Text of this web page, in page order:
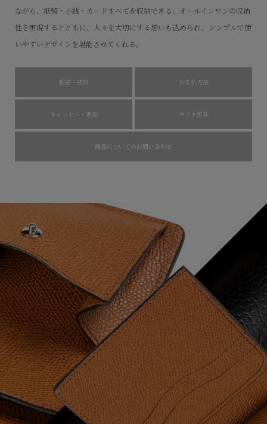
ながら、紙幣・小銭・カードすべてを収納できる、オールインワンの収納
性を実現するとともに、人々を大切にする想いも込められ、シンプルで使
いやすいデザインを堪能させてくれる。
配送・送料 お支払方法
キャンセル・返品 ギフト包装
商品についてのお問い合わせ